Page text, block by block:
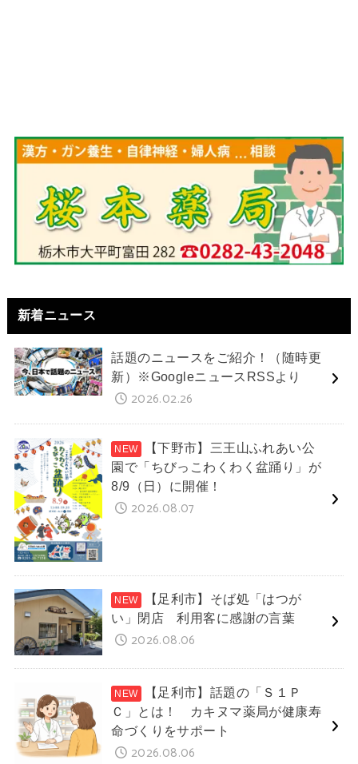
新着ニュース
話題のニュースをご紹介！（随時更
新）※GoogleニュースRSSより
2026.02.26
【下野市】三王山ふれあい公
園で「ちびっこわくわく盆踊り」が
8/9（日）に開催！
2026.08.07
【足利市】そば処「はつが
い」閉店 利用客に感謝の言葉
2026.08.06
【足利市】話題の「Ｓ１Ｐ
Ｃ」とは！ カキヌマ薬局が健康寿
命づくりをサポート
2026.08.06